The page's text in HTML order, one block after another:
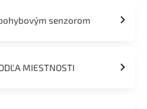
senzorom
MIESTNOSTI